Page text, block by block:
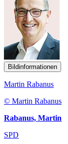
Bildinformationen
Martin Rabanus
© Martin Rabanus
Rabanus, Martin
SPD